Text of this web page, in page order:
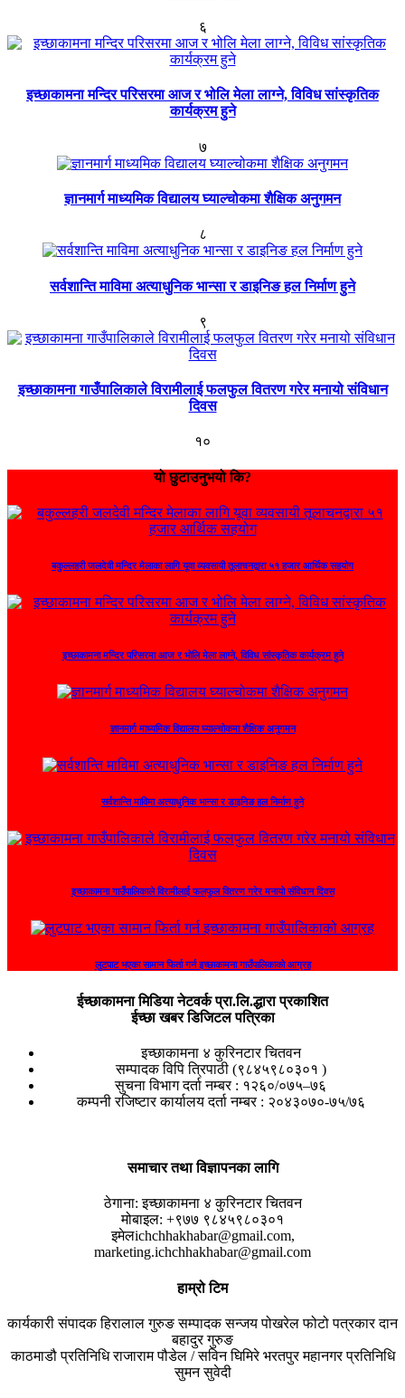
६
इच्छाकामना मन्दिर परिसरमा आज र भोलि मेला लाग्ने, विविध सांस्कृतिक
कार्यक्रम हुने
७
ज्ञानमार्ग माध्यमिक विद्यालय घ्याल्चोकमा शैक्षिक अनुगमन
८
सर्वशान्ति माविमा अत्याधुनिक भान्सा र डाइनिङ हल निर्माण हुने
९
इच्छाकामना गाउँपालिकाले विरामीलाई फलफुल वितरण गरेर मनायो संविधान
दिवस
१०
यो छुटाउनुभयो कि?
बकुल्लहरी जलदेवी मन्दिर मेलाका लागि यूवा व्यवसायी तूलाचनद्वारा ५१ हजार आर्थिक सहयोग
इच्छाकामना मन्दिर परिसरमा आज र भोलि मेला लाग्ने, विविध सांस्कृतिक कार्यक्रम हुने
ज्ञानमार्ग माध्यमिक विद्यालय घ्याल्चोकमा शैक्षिक अनुगमन
सर्वशान्ति माविमा अत्याधुनिक भान्सा र डाइनिङ हल निर्माण हुने
इच्छाकामना गाउँपालिकाले विरामीलाई फलफुल वितरण गरेर मनायो संविधान दिवस
लुटपाट भएका सामान फिर्ता गर्न इच्छाकामना गाउँपालिकाको आग्रह
ईच्छाकामना मिडिया नेटवर्क प्रा.लि.द्धारा प्रकाशित
ईच्छा खबर डिजिटल पत्रिका
इच्छाकामना ४ कुरिनटार चितवन
सम्पादक विपि त्रिपाठी (९८४५९८०३०१ )
सुचना विभाग दर्ता नम्बर : १२६०/०७५–७६
कम्पनी रजिष्टार कार्यालय दर्ता नम्बर : २०४३०७०-७५/७६
समाचार तथा विज्ञापनका लागि
ठेगाना: इच्छाकामना ४ कुरिनटार चितवन
मोबाइल: +९७७ ९८४५९८०३०१
इमेलichchhakhabar@gmail.com,
marketing.ichchhakhabar@gmail.com
हाम्रो टिम
कार्यकारी संपादकहिरालाल गुरुङसम्पादकसन्जय पोखरेलफोटो पत्रकारदान
बहादुर गुरुङ
काठमाडौ प्रतिनिधिराजाराम पौडेल / सविन घिमिरेभरतपुर महानगर प्रतिनिधि
सुमन सुवेदी